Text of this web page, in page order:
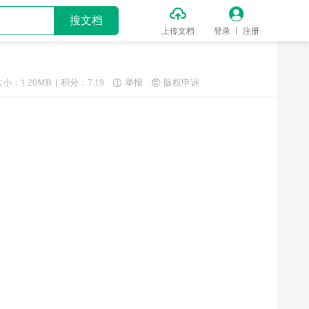
搜文档 
上传文档

登录 注册
小：1.20MB 积分：7.19  举报  版权申诉